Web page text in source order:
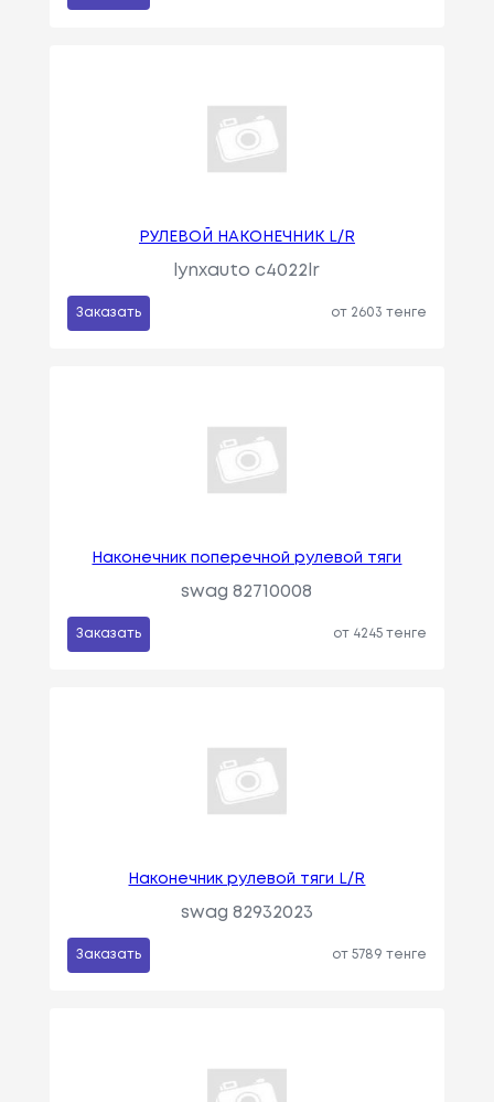
РУЛЕВОЙ НАКОНЕЧНИК L/R
lynxauto c4022lr
Заказать от 2603 тенге
Наконечник поперечной рулевой тяги
swag 82710008
Заказать от 4245 тенге
Наконечник рулевой тяги L/R
swag 82932023
Заказать от 5789 тенге